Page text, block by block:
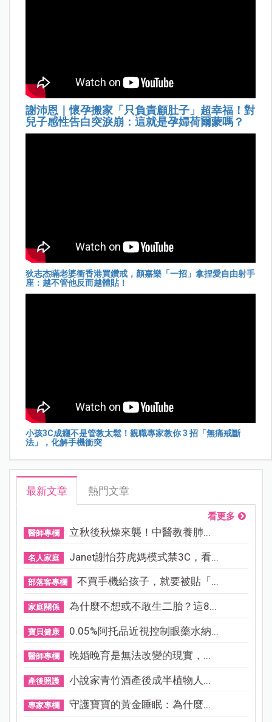
謝沛恩｜懷孕搬家「只負責顧肚子」超幸福！對
兒子感性告白突淚崩：這就是孕婦荷爾蒙嗎？
狄志杰瞞老婆衝香港買鑽戒，顏嘉樂「一招」拿捏愛自由射手
座：越不管他反而越體貼！
小孩3C成癮不是管教太鬆！親職專家教你 3 招「無痛戒斷
法」，化解手機衝突
最新文章 熱門文章
看更多
醫師專欄 立秋後秋燥來襲！中醫教養肺...
名人家庭 Janet謝怡芬虎媽模式禁3C，看...
部落客專欄 不買手機給孩子，就要被貼「...
家庭關係 為什麼不想或不敢生二胎？這8...
寶貝健康 0.05%阿托品近視控制眼藥水納...
醫師專欄 晚婚晚育是無法改變的現實，...
產後照護 小說家青竹酒產後成半植物人...
專家專欄 守護寶寶的黃金睡眠：為什麼...